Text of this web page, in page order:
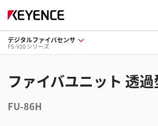
デジタルファイバセンサ
FS-V10 シリーズ
ファイバユニット 透過
FU-86H